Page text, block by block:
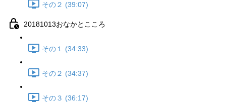
その２ (39:07)
20181013おなかとこころ
その１ (34:33)
その２ (34:37)
その３ (36:17)